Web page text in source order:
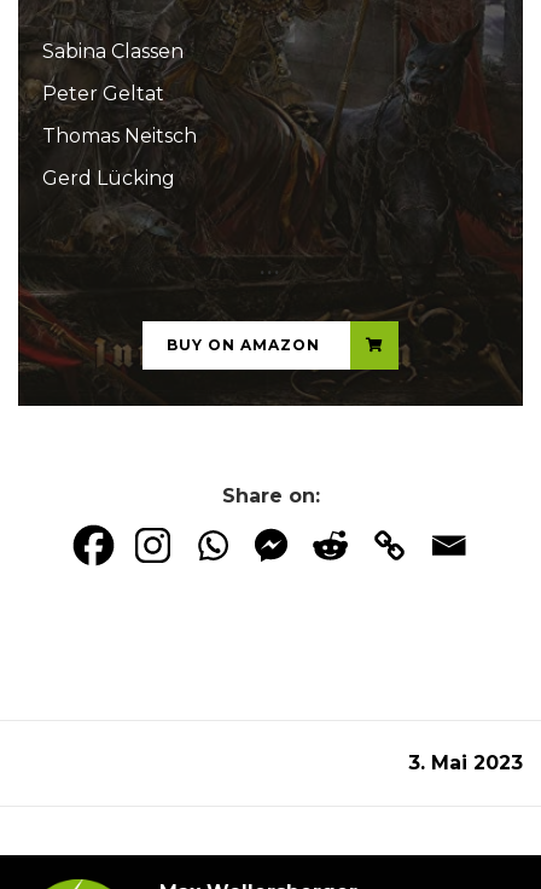
Sabina Classen
Peter Geltat
Thomas Neitsch
Gerd Lücking
...
BUY ON AMAZON
Share on:
3. Mai 2023